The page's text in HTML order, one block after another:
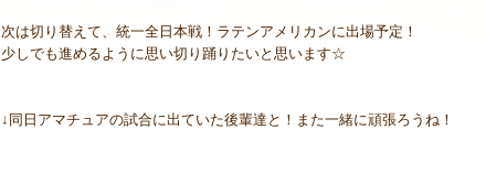
次は切り替えて、統一全日本戦！ラテンアメリカンに出場予定！
少しでも進めるように思い切り踊りたいと思います☆
↓同日アマチュアの試合に出ていた後輩達と！また一緒に頑張ろうね！